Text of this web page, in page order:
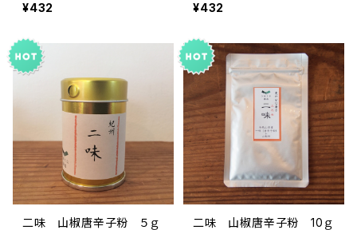
¥432
¥432
二味 山椒唐辛子粉 ５ｇ
二味 山椒唐辛子粉 10ｇ